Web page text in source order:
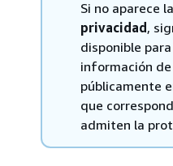
Si no aparece
privacidad ,
disponible
información
públicamente
que
admiten la